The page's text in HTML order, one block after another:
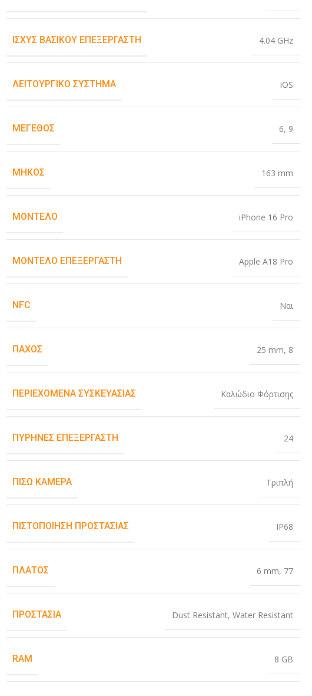
ΙΣΧΎΣ ΒΑΣΙΚΟΎ ΕΠΕΞΕΡΓΑΣΤΉ 4.04 GHz
ΛΕΙΤΟΥΡΓΙΚΌ ΣΎΣΤΗΜΑ iOS
ΜΈΓΕΘΟΣ 6, 9
ΜΉΚΟΣ 163 mm
ΜΟΝΤΈΛΟ iPhone 16 Pro
ΜΟΝΤΈΛΟ ΕΠΕΞΕΡΓΑΣΤΉ Apple A18 Pro
NFC Ναι
ΠΆΧΟΣ 25 mm, 8
ΠΕΡΙΕΧΌΜΕΝΑ ΣΥΣΚΕΥΑΣΊΑΣ Καλώδιο Φόρτισης
ΠΥΡΉΝΕΣ ΕΠΕΞΕΡΓΑΣΤΉ 24
ΠΊΣΩ ΚΆΜΕΡΑ Τριπλή
ΠΙΣΤΟΠΟΊΗΣΗ ΠΡΟΣΤΑΣΊΑΣ IP68
ΠΛΆΤΟΣ 6 mm, 77
ΠΡΟΣΤΑΣΊΑ Dust Resistant, Water Resistant
RAM 8 GB